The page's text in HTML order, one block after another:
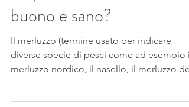
carpaccio di merluzzo
buono e sano?
Il merluzzo (termine usato per indicare